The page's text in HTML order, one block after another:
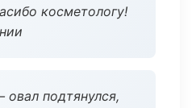
косметологу!
овал подтянулся,